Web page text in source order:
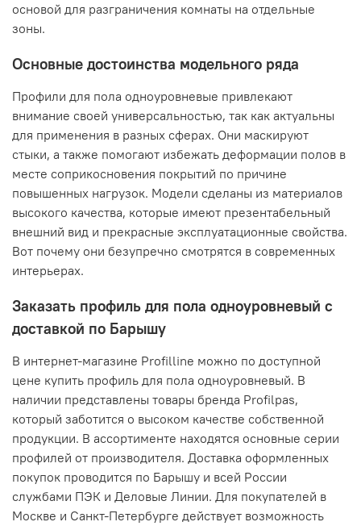
основой для разграничения комнаты на отдельные
зоны.
Основные достоинства модельного ряда
Профили для пола одноуровневые привлекают
внимание своей универсальностью, так как актуальны
для применения в разных сферах. Они маскируют
стыки, а также помогают избежать деформации полов в
месте соприкосновения покрытий по причине
повышенных нагрузок. Модели сделаны из материалов
высокого качества, которые имеют презентабельный
внешний вид и прекрасные эксплуатационные свойства.
Вот почему они безупречно смотрятся в современных
интерьерах.
Заказать профиль для пола одноуровневый с
доставкой по Барышу
В интернет-магазине Profilline можно по доступной
цене купить профиль для пола одноуровневый. В
наличии представлены товары бренда Profilpas,
который заботится о высоком качестве собственной
продукции. В ассортименте находятся основные серии
профилей от производителя. Доставка оформленных
покупок проводится по Барышу и всей России
службами ПЭК и Деловые Линии. Для покупателей в
Москве и Санкт-Петербурге действует возможность